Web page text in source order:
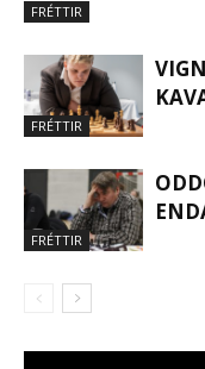
FRÉTTIR
FRÉTTIR
FRÉTTIR